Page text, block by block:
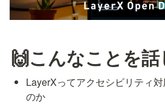
🙌こんなことを
LayerXってアクセシビリティ
のか